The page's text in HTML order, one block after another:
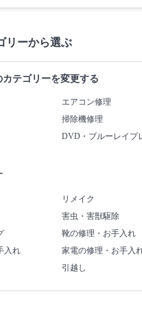
リーから選ぶ
テゴリーを変更する
エアコン修理
掃除機修理
DVD・ブルーレイプ
リメイク
害虫・害獣駆除
靴の修理・お手入れ
入れ
家電の修理・お手入
引越し